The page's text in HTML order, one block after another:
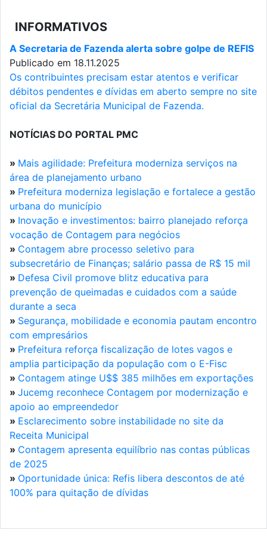
INFORMATIVOS
A Secretaria de Fazenda alerta sobre golpe de REFIS
Publicado em 18.11.2025
Os contribuintes precisam estar atentos e verificar
débitos pendentes e dívidas em aberto sempre no site
oficial da Secretária Municipal de Fazenda.
NOTÍCIAS DO PORTAL PMC
» Mais agilidade: Prefeitura moderniza serviços na
área de planejamento urbano
» Prefeitura moderniza legislação e fortalece a gestão
urbana do município
» Inovação e investimentos: bairro planejado reforça
vocação de Contagem para negócios
» Contagem abre processo seletivo para
subsecretário de Finanças; salário passa de R$ 15 mil
» Defesa Civil promove blitz educativa para
prevenção de queimadas e cuidados com a saúde
durante a seca
» Segurança, mobilidade e economia pautam encontro
com empresários
» Prefeitura reforça fiscalização de lotes vagos e
amplia participação da população com o E-Fisc
» Contagem atinge U$$ 385 milhões em exportações
» Jucemg reconhece Contagem por modernização e
apoio ao empreendedor
» Esclarecimento sobre instabilidade no site da
Receita Municipal
» Contagem apresenta equilíbrio nas contas públicas
de 2025
» Oportunidade única: Refis libera descontos de até
100% para quitação de dívidas